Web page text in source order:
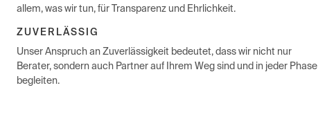
allem, was wir tun, für Transparenz und Ehrlichkeit.
ZUVERLÄSSIG
Unser Anspruch an Zuverlässigkeit bedeutet, dass wir nicht nur
Berater, sondern auch Partner auf Ihrem Weg sind und in jeder Phase
begleiten.